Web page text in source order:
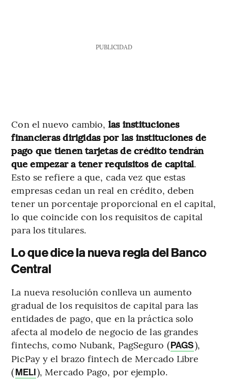
PUBLICIDAD
Con el nuevo cambio, las instituciones
financieras dirigidas por las instituciones de
pago que tienen tarjetas de crédito tendrán
que empezar a tener requisitos de capital.
Esto se refiere a que, cada vez que estas
empresas cedan un real en crédito, deben
tener un porcentaje proporcional en el capital,
lo que coincide con los requisitos de capital
para los titulares.
Lo que dice la nueva regla del Banco
Central
La nueva resolución conlleva un aumento
gradual de los requisitos de capital para las
entidades de pago, que en la práctica solo
afecta al modelo de negocio de las grandes
fintechs, como Nubank, PagSeguro (PAGS),
PicPay y el brazo fintech de Mercado Libre
(MELI), Mercado Pago, por ejemplo.